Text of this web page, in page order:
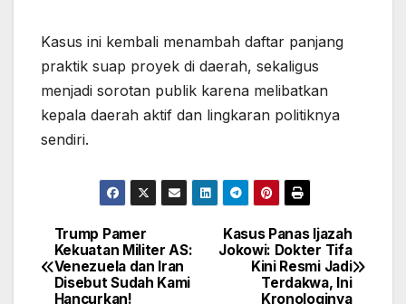
Kasus ini kembali menambah daftar panjang
praktik suap proyek di daerah, sekaligus
menjadi sorotan publik karena melibatkan
kepala daerah aktif dan lingkaran politiknya
sendiri.
Post
navigation
Kasus Panas Ijazah
Jokowi: Dokter Tifa
Kini Resmi Jadi
Terdakwa, Ini
Kronologinya
Trump Pamer
Kekuatan Militer AS:
Venezuela dan Iran
Disebut Sudah Kami
Hancurkan!